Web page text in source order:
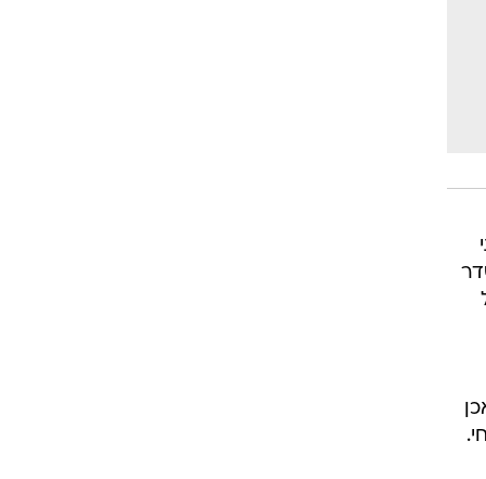
מקום בערוץ 24 הנוכחי.